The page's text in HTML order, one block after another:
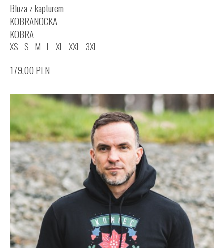
Bluza z kapturem
KOBRANOCKA
KOBRA
XS S M L XL XXL 3XL
179,00 PLN